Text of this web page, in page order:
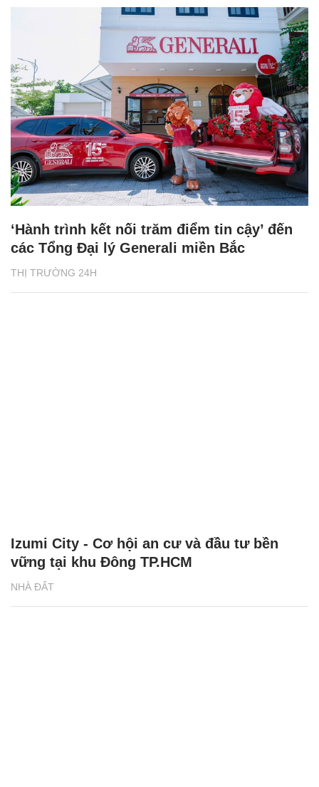
THỊ TRƯỜNG 24H
‘Hành trình kết nối trăm điểm tin cậy’ đến
các Tổng Đại lý Generali miền Bắc
NHÀ ĐẤT
Izumi City - Cơ hội an cư và đầu tư bền
vững tại khu Đông TP.HCM